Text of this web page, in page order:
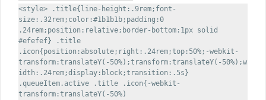
<style> .title{line-height:.9rem;font-
size:.32rem;color:#1b1b1b;padding:0
.24rem;position:relative;border-bottom:1px solid
#efefef} .title
.icon{position:absolute;right:.24rem;top:50%;-webkit-
transform:translateY(-50%);transform:translateY(-50%);w
idth:.24rem;display:block;transition:.5s}
.queueItem.active .title .icon{-webkit-
transform:translateY(-50%)